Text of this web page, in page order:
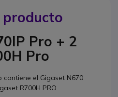
producto
Pro + 2
Pro
contiene el Gigaset N670
R700H PRO.